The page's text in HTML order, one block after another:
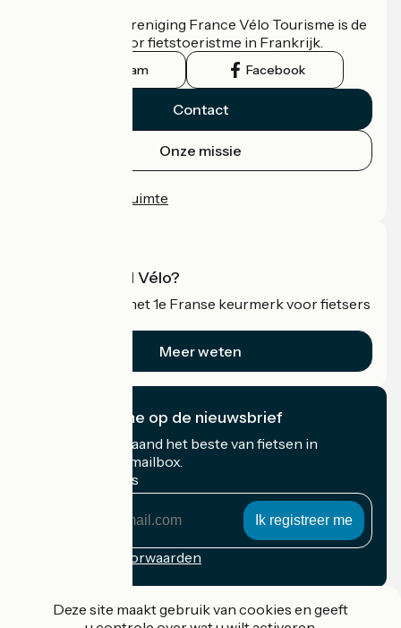
De nationale vereniging France Vélo Tourisme is de
officiële gids voor fietstoeristme in Frankrijk.
Instagram Facebook
Contact
Onze missie
Professionele ruimte
Wat is Accueil Vélo?
Accueil Vélo is het 1e Franse keurmerk voor fietsers
Meer weten
Ik abonneer me op de nieuwsbrief
Ontvang elke maand het beste van fietsen in
Frankrijk in uw mailbox.
Mijn e-mailadres
Inschrijvingsvoorwaarden
Deze site maakt gebruik van cookies en geeft